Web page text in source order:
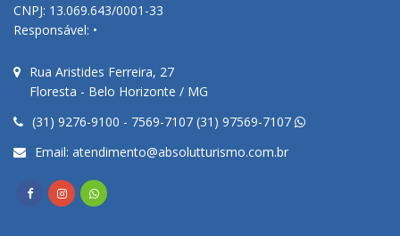
CNPJ: 13.069.643/0001-33
Responsável: •
Rua Aristides Ferreira, 27
Floresta - Belo Horizonte / MG
(31) 9276-9100 - 7569-7107 (31) 97569-7107
Email: atendimento@absolutturismo.com.br